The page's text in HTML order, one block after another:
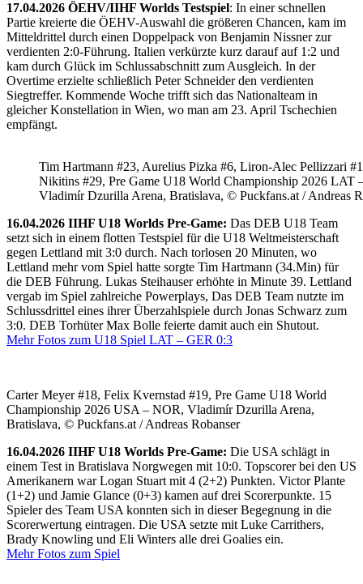
17.04.2026 ÖEHV/IIHF Worlds Testspiel: In einer schnellen
Partie kreierte die ÖEHV-Auswahl die größeren Chancen, kam im
Mitteldrittel durch einen Doppelpack von Benjamin Nissner zur
verdienten 2:0-Führung. Italien verkürzte kurz darauf auf 1:2 und
kam durch Glück im Schlussabschnitt zum Ausgleich. In der
Overtime erzielte schließlich Peter Schneider den verdienten
Siegtreffer. Kommende Woche trifft sich das Nationalteam in
gleicher Konstellation in Wien, wo man am 23. April Tschechien
empfängt.
Tim Hartmann #23, Aurelius Pizka #6, Liron-Alec Pellizzari
Nikitins #29, Pre Game U18 World Championship 2026 LAT
Vladimír Dzurilla Arena, Bratislava, © Puckfans.at / Andreas
16.04.2026 IIHF U18 Worlds Pre-Game: Das DEB U18 Team
setzt sich in einem flotten Testspiel für die U18 Weltmeisterschaft
gegen Lettland mit 3:0 durch. Nach torlosen 20 Minuten, wo
Lettland mehr vom Spiel hatte sorgte Tim Hartmann (34.Min) für
die DEB Führung. Lukas Steihauser erhöhte in Minute 39. Lettland
vergab im Spiel zahlreiche Powerplays, Das DEB Team nutzte im
Schlussdrittel eines ihrer Überzahlspiele durch Jonas Schwarz zum
3:0. DEB Torhüter Max Bolle feierte damit auch ein Shutout.
Mehr Fotos zum U18 Spiel LAT – GER 0:3
Carter Meyer #18, Felix Kvernstad #19, Pre Game U18 World
Championship 2026 USA – NOR, Vladimír Dzurilla Arena,
Bratislava, © Puckfans.at / Andreas Robanser
16.04.2026 IIHF U18 Worlds Pre-Game: Die USA schlägt in
einem Test in Bratislava Norgwegen mit 10:0. Topscorer bei den US
Amerikanern war Logan Stuart mit 4 (2+2) Punkten. Victor Plante
(1+2) und Jamie Glance (0+3) kamen auf drei Scorerpunkte. 15
Spieler des Team USA konnten sich in dieser Begegnung in die
Scorerwertung eintragen. Die USA setzte mit Luke Carrithers,
Brady Knowling und Eli Winters alle drei Goalies ein.
Mehr Fotos zum Spiel